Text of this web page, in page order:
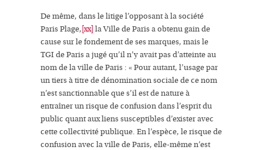
De même, dans le litige l’opposant à la société
Paris Plage,[xx] la Ville de Paris a obtenu gain de
cause sur le fondement de ses marques, mais le
TGI de Paris a jugé qu’il n’y avaitpas d’atteinte au
nom de la ville de Paris : «Pour autant, l’usage par
un tiers à titre de dénomination sociale de ce nom
n’est sanctionnable que s’il est de nature à
entraîner un risque de confusion dans l’esprit du
public quant aux liens susceptibles d’exister avec
cette collectivité publique. En l’espèce, le risque de
confusion avec la ville de Paris, elle-même n’est